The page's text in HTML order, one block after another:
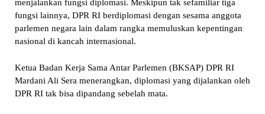
menjalankan fungsi diplomasi. Meskipun tak sefamiliar tiga
fungsi lainnya, DPR RI berdiplomasi dengan sesama anggota
parlemen negara lain dalam rangka memuluskan kepentingan
nasional di kancah internasional.
Ketua Badan Kerja Sama Antar Parlemen (BKSAP) DPR RI
Mardani Ali Sera menerangkan, diplomasi yang dijalankan oleh
DPR RI tak bisa dipandang sebelah mata.